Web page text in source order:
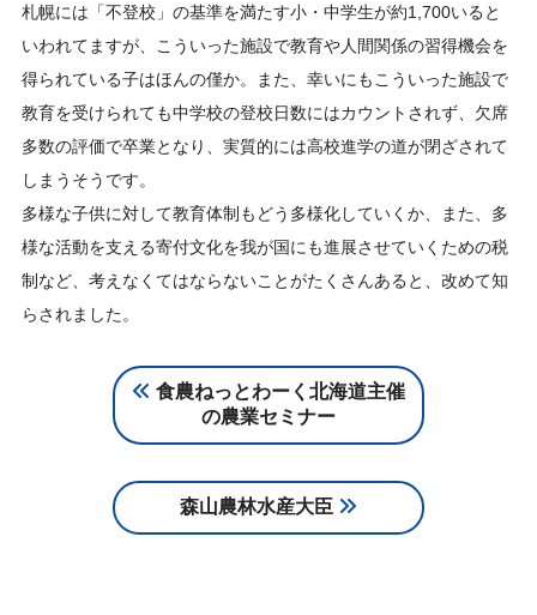
札幌には「不登校」の基準を満たす小・中学生が約1,700いると
いわれてますが、こういった施設で教育や人間関係の習得機会を
得られている子はほんの僅か。また、幸いにもこういった施設で
教育を受けられても中学校の登校日数にはカウントされず、欠席
多数の評価で卒業となり、実質的には高校進学の道が閉ざされて
しまうそうです。
多様な子供に対して教育体制もどう多様化していくか、また、多
様な活動を支える寄付文化を我が国にも進展させていくための税
制など、考えなくてはならないことがたくさんあると、改めて知
らされました。
食農ねっとわーく北海道主催
の農業セミナー
森山農林水産大臣